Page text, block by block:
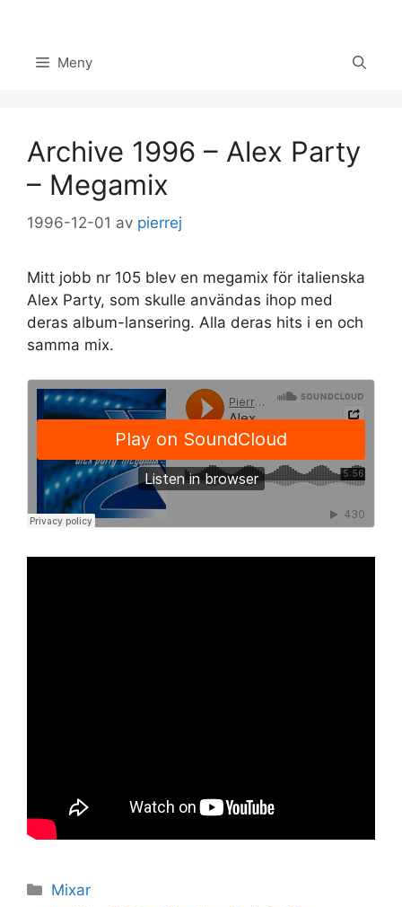
innehåll Meny
Archive 1996 – Alex Party
– Megamix
1996-12-01 av pierrej
Mitt jobb nr 105 blev en megamix för italienska
Alex Party, som skulle användas ihop med
deras album-lansering. Alla deras hits i en och
samma mix.
Kategorier
Mixar
Set Youtube Channel ID